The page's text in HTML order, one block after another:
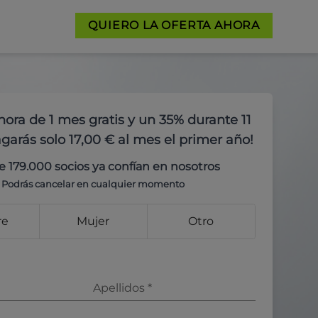
QUIERO LA OFERTA AHORA
de 1 mes gratis y un 35% durante 11
solo 17,00 € al mes el primer año!
179.000 socios ya confían en nosotros
Podrás cancelar en cualquier momento
Mujer Otro
Apellidos *